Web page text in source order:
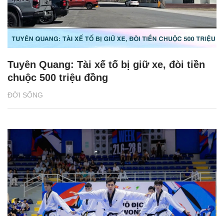
ĐỜI SỐNG
Tuyên Quang: Tài xế tố bị giữ xe, đòi tiền
chuộc 500 triệu đồng